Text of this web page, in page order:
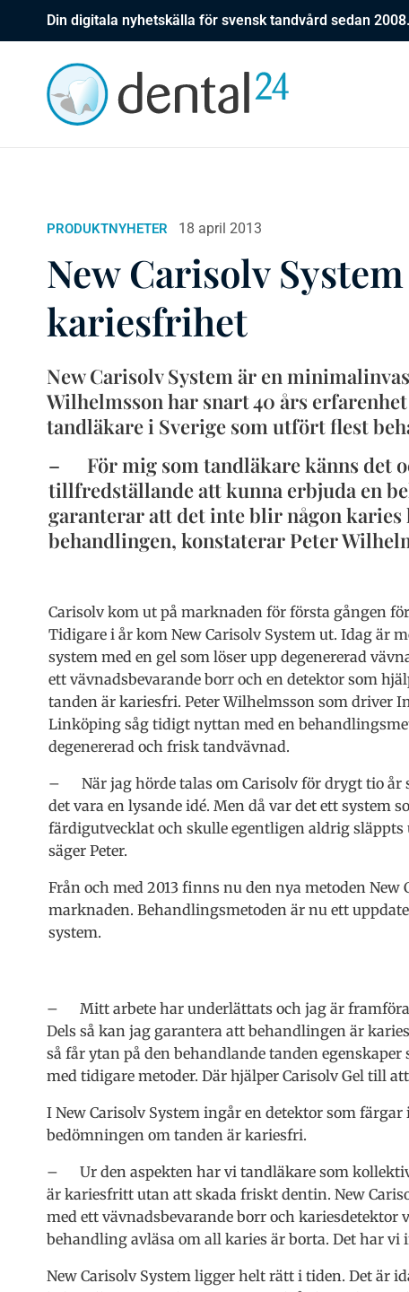
Din digitala nyhetskälla för svensk tandvård sedan 2008.
PRODUKTNYHETER 18 april 2013
New Carisolv
kariesfrihet
New Carisolv System är en
Wilhelmsson har snart 40 års
tandläkare i Sverige som utfört flest
– För mig som tandläkare känns det
tillfredställande att kunna erbjuda en
garanterar att det inte blir någon
behandlingen, konstaterar Peter
Carisolv kom ut på marknaden för första gången
Tidigare i år kom New Carisolv System ut. Idag är
system med en gel som löser upp degenererad
ett vävnadsbevarande borr och en detektor som
tanden är kariesfri. Peter Wilhelmsson som driver
Linköping såg tidigt nyttan med en
degenererad och frisk tandvävnad.
– När jag hörde talas om Carisolv för drygt tio år
det vara en lysande idé. Men då var det ett system
färdigutvecklat och skulle egentligen aldrig släppts
säger Peter.
Från och med 2013 finns nu den nya metoden New
marknaden. Behandlingsmetoden är nu ett
system.
– Mitt arbete har underlättats och jag är
Dels så kan jag garantera att behandlingen är
så får ytan på den behandlande tanden
med tidigare metoder. Där hjälper Carisolv Gel till
I New Carisolv System ingår en detektor som
bedömningen om tanden är kariesfri.
– Ur den aspekten har vi tandläkare som
är kariesfritt utan att skada friskt dentin. New
med ett vävnadsbevarande borr och
behandling avläsa om all karies är borta. Det har vi
New Carisolv System ligger helt rätt i tiden. Det är